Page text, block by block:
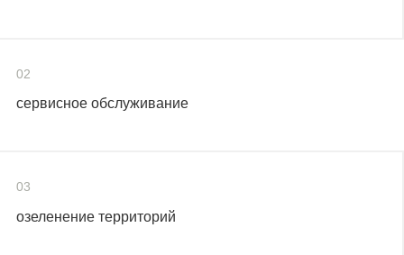
02
сервисное обслуживание
03
озеленение территорий